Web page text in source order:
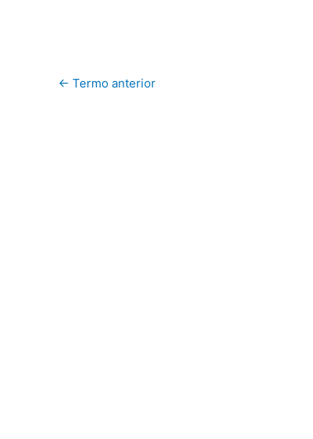
← Termo anterior